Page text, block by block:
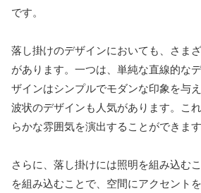
です。
落し掛けのデザインにおいても、さま
があります。一つは、単純な直線的な
ザインはシンプルでモダンな印象を与
波状のデザインも人気があります。こ
らかな雰囲気を演出することができます
さらに、落し掛けには照明を組み込む
を組み込むことで、空間にアクセント